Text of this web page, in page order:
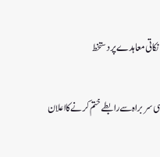
سربراہ سے رابطے ختم کرنے کا اعلان